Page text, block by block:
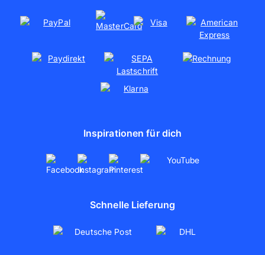
Soziales Engagement
Partnerschaften
Inspirationen für dich
Schnelle Lieferung